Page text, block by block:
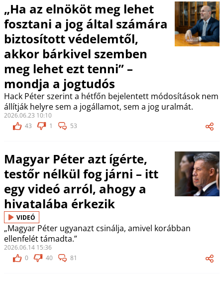
„Ha az elnököt meg lehet
fosztani a jog által számára
biztosított védelemtől,
akkor bárkivel szemben
meg lehet ezt tenni” –
mondja a jogtudós
Hack Péter szerint a hétfőn bejelentett módosítások nem
állítják helyre sem a jogállamot, sem a jog uralmát.
2026.06.23 10:10
43
1 53
Magyar Péter azt ígérte,
testőr nélkül fog járni – itt
egy videó arról, ahogy a
hivatalába érkezik
VIDEÓ
„Magyar Péter ugyanazt csinálja, amivel korábban
ellenfelét támadta.”
2026.06.14 15:36
0
40 81